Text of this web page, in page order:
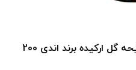
عطر مخصوص سگ و گربه با رایحه گل ارکیده برند اندی 200